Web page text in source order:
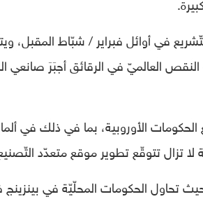
في أوائل فبراير / شبّاط المقبل،
العالميّ في الرقائق أجبَرَ صانعي
الأوروبية، بما في ذلك في
تحاول الحكومات المحلّيّة في بينزينج